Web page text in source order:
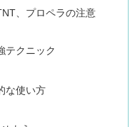
、プロペラの注意
テクニック
な使い方